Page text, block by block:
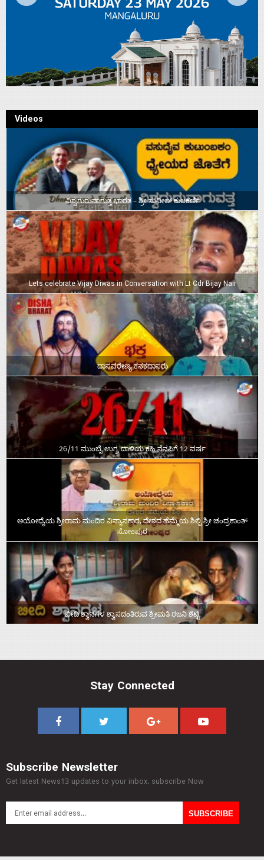
Videos
ವಿಶ್ವಗುರುವಾಗುತ್ತ ಭಾರತ – ಶ್ರೀ ಸುನೀಲ್‌ ಕುಲಕರ್ಣಿ
Lets celebrate Vijay Diwas in Conversation with Lt Cdr Bijay Nair
ದಾಸವರೇಣ್ಯ ಕನಕದಾಸರು
26/11 ಮುಂಬೈ ಉಗ್ರ ದಾಳಿಯ ಕಹಿ ನೆನಪಿಗೆ 12 ವರ್ಷ
ಅಯೋಧ್ಯೆಯ ಶ್ರೀರಾಮ ಮಂದಿರ ವಿನ್ಯಾಸಕಾರ, ದೇಶದ ಹೆಮ್ಮೆಯ ಶಿಲ್ಪಿ ಶ್ರೀ ಚಂದ್ರಕಾಂತ್‌
ಸೋಂಪುರ
ಬೀದಿ ಶ್ವಾನಗಳ ಶ್ವಾಸದಂತಿರುವ ಶ್ರೀಮತಿ ರಜನಿ ಶೆಟ್ಟಿ
Stay Connected
Subscribe Newsletter
Get latest News13 updates to your inbox. subscribe Now